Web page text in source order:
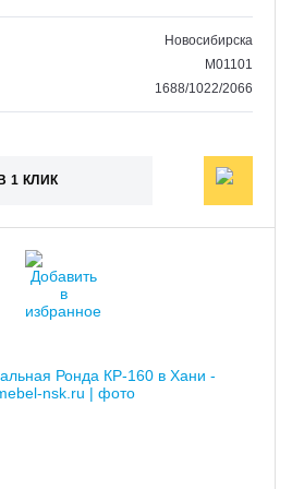
Новосибирска
M01101
1688/1022/2066
1 КЛИК